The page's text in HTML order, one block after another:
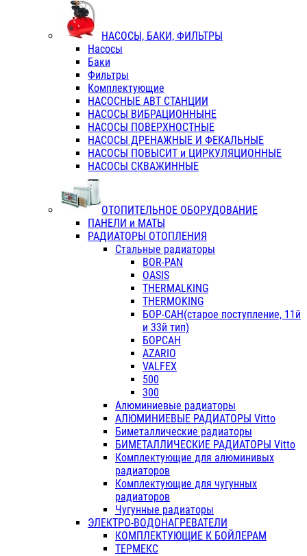
НАСОСЫ, БАКИ, ФИЛЬТРЫ
Насосы
Баки
Фильтры
Комплектующие
НАСОСНЫЕ АВТ СТАНЦИИ
НАСОСЫ ВИБРАЦИОННЫНЕ
НАСОСЫ ПОВЕРХНОСТНЫЕ
НАСОСЫ ДРЕНАЖНЫЕ И ФЕКАЛЬНЫЕ
НАСОСЫ ПОВЫСИТ и ЦИРКУЛЯЦИОННЫЕ
НАСОСЫ СКВАЖИННЫЕ
ОТОПИТЕЛЬНОЕ ОБОРУДОВАНИЕ
ПАНЕЛИ и МАТЫ
РАДИАТОРЫ ОТОПЛЕНИЯ
Стальные радиаторы
BOR-PAN
OASIS
THERMALKING
THERMOKING
БОР-САН(старое поступление, 11й
и 33й тип)
БОРСАН
AZARIO
VALFEX
500
300
Алюминиевые радиаторы
АЛЮМИНИЕВЫЕ РАДИАТОРЫ Vitto
Биметаллические радиаторы
БИМЕТАЛЛИЧЕСКИЕ РАДИАТОРЫ Vitto
Комплектующие для алюминивых
радиаторов
Комплектующие для чугунных
радиаторов
Чугунные радиаторы
ЭЛЕКТРО-ВОДОНАГРЕВАТЕЛИ
КОМПЛЕКТУЮЩИЕ К БОЙЛЕРАМ
ТЕРМЕКС